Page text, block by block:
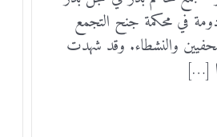
في محكمة جنح التجمع
والنشطاء. وقد شهدت
[…]